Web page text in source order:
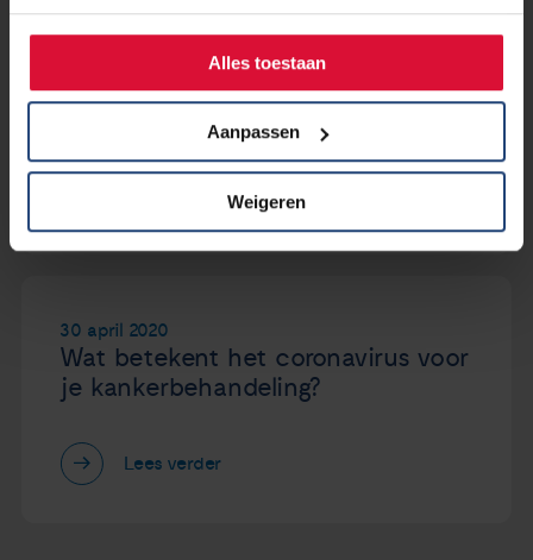
Alles toestaan
Aanpassen
Weigeren
Resultaten onderzoek: Gevolgen
van de coronacrisis voor
kankerpatiënten, wat is jouw
30 april 2020
Wat betekent het coronavirus voor
je kankerbehandeling?
Lees verder